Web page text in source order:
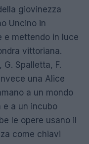
giovinezza
Uncino in
e mettendo in luce
vittoriana.
G. Spalletta, F.
una Alice
a un mondo
a un incubo
le opere usano il
come chiavi